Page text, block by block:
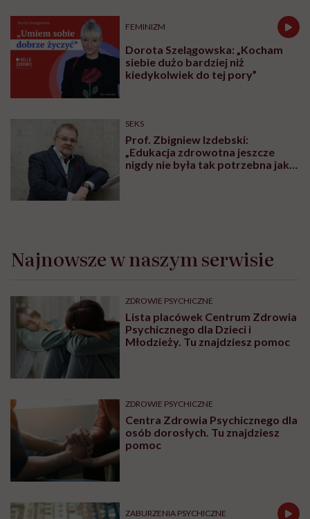
FEMINIZM
Dorota Szelągowska: „Kocham
siebie dużo bardziej niż
kiedykolwiek do tej pory”
SEKS
Prof. Zbigniew Izdebski:
„Edukacja zdrowotna jeszcze
nigdy nie była tak potrzebna jak
Najnowsze w naszym serwisie
ZDROWIE PSYCHICZNE
Lista placówek Centrum Zdrowia
Psychicznego dla Dzieci i
Młodzieży. Tu znajdziesz pomoc
ZDROWIE PSYCHICZNE
Centra Zdrowia Psychicznego dla
osób dorosłych. Tu znajdziesz
pomoc
ZABURZENIA PSYCHICZNE